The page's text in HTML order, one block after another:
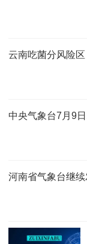
云南吃菌分风险区
中央气象台7月9
河南省气象台继